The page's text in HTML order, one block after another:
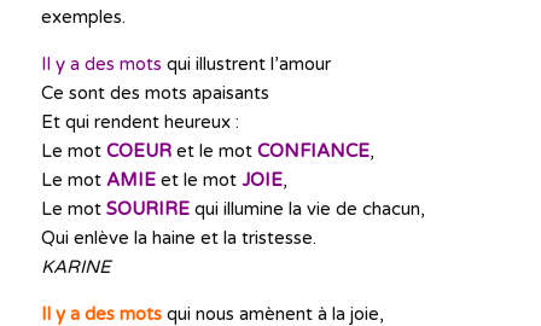
exemples.
Il y a des mots qui illustrent l’amour
Ce sont des mots apaisants
Et qui rendent heureux :
Le mot COEUR et le mot CONFIANCE,
Le mot AMIE et le mot JOIE,
Le mot SOURIRE qui illumine la vie de chacun,
Qui enlève la haine et la tristesse.
KARINE
Il y a des motsqui nous amènent à la joie,